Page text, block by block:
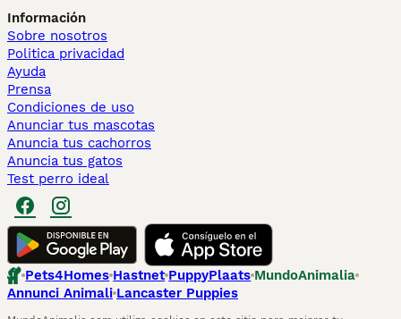
Información
Sobre nosotros
Politica privacidad
Ayuda
Prensa
Condiciones de uso
Anunciar tus mascotas
Anuncia tus cachorros
Anuncia tus gatos
Test perro ideal
Pets4Homes Hastnet PuppyPlaats MundoAnimalia
Annunci Animali Lancaster Puppies